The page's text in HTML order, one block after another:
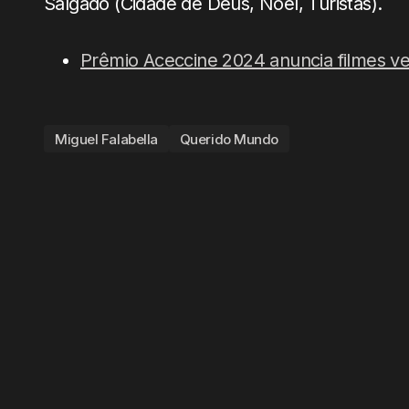
Prêmio Aceccine 2024 anuncia filmes
Miguel Falabella Querido Mundo